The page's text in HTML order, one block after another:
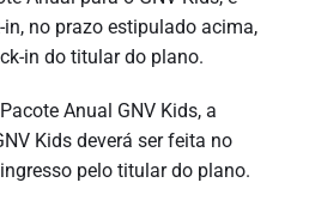
no prazo estipulado acima,
in do titular do plano.
Anual GNV Kids, a
Kids deverá ser feita no
pelo titular do plano.